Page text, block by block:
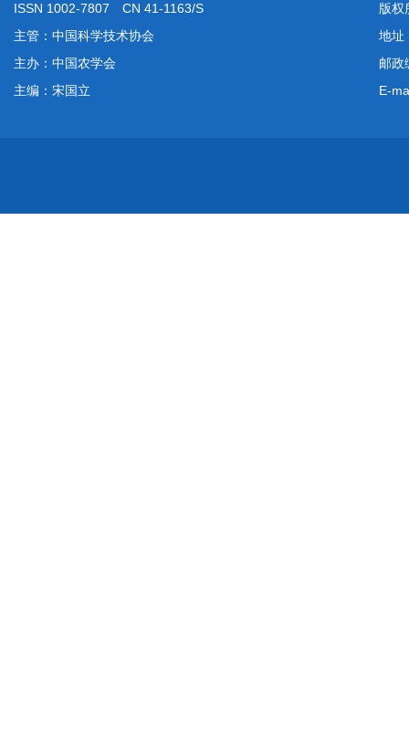
ISSN 1002-7807 CN 41-1163/S
主管：中国科学技术协会
主办：中国农学会
主编：宋国立
版权
地址
邮
E-